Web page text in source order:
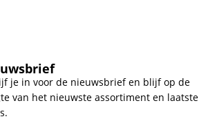
je in voor de nieuwsbrief en blijf op de
van het nieuwste assortiment en laatste